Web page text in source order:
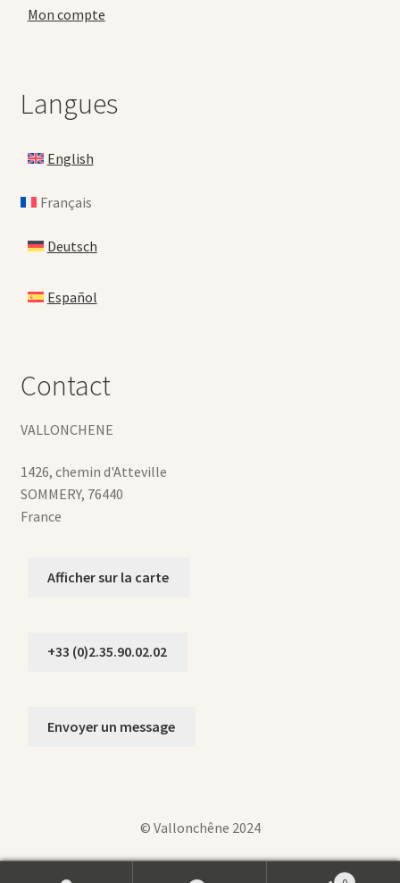
Mon compte
Langues
English
Français
Deutsch
Español
Contact
VALLONCHENE
1426, chemin d'Atteville
SOMMERY, 76440
France
Afficher sur la carte
+33 (0)2.35.90.02.02
Envoyer un message
© Vallonchêne 2024